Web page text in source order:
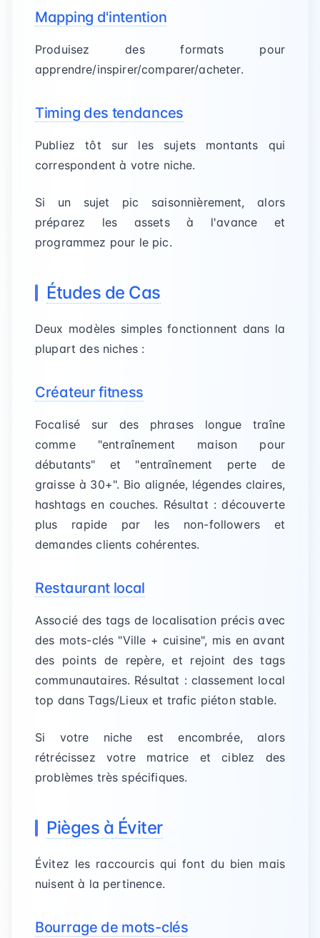
Mapping d'intention
Produisez des formats pour
apprendre/inspirer/comparer/acheter.
Timing des tendances
Publiez tôt sur les sujets montants qui
correspondent à votre niche.
Si un sujet pic saisonnièrement, alors
préparez les assets à l'avance et
programmez pour le pic.
Études de Cas
Deux modèles simples fonctionnent dans la
plupart des niches :
Créateur fitness
Focalisé sur des phrases longue traîne
comme "entraînement maison pour
débutants" et "entraînement perte de
graisse à 30+". Bio alignée, légendes claires,
hashtags en couches. Résultat : découverte
plus rapide par les non-followers et
demandes clients cohérentes.
Restaurant local
Associé des tags de localisation précis avec
des mots-clés "Ville + cuisine", mis en avant
des points de repère, et rejoint des tags
communautaires. Résultat : classement local
top dans Tags/Lieux et trafic piéton stable.
Si votre niche est encombrée, alors
rétrécissez votre matrice et ciblez des
problèmes très spécifiques.
Pièges à Éviter
Évitez les raccourcis qui font du bien mais
nuisent à la pertinence.
Bourrage de mots-clés